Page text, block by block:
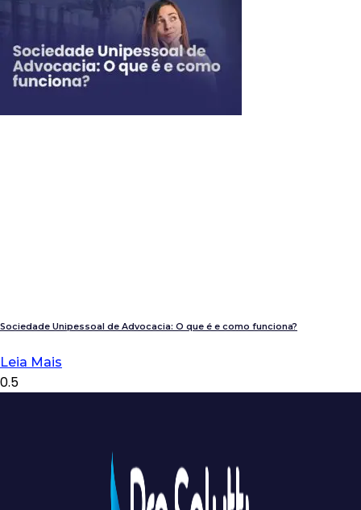
Sociedade Unipessoal de Advocacia: O que é e como funciona?
Leia Mais